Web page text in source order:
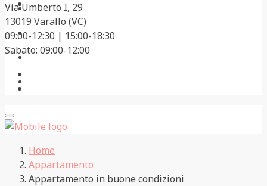
Chi siamo
Contatti
Consigli
Via Umberto I, 29
13019 Varallo (VC)
09:00-12:30 | 15:00-18:30
Sabato: 09:00-12:00
Home
Appartamento
Appartamento in buone condizioni